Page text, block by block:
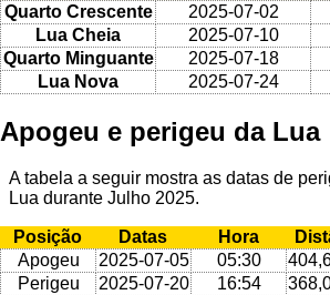
Quarto Crescente
2025-07-02
Lua Cheia
2025-07-10
Quarto Minguante
2025-07-18
Lua Nova
2025-07-24
Apogeu e perigeu da Lua
A tabela a seguir mostra as datas de
Lua durante Julho 2025.
Posição Datas Hora
Apogeu
2025-07-05 05:30
Perigeu
2025-07-20 16:54